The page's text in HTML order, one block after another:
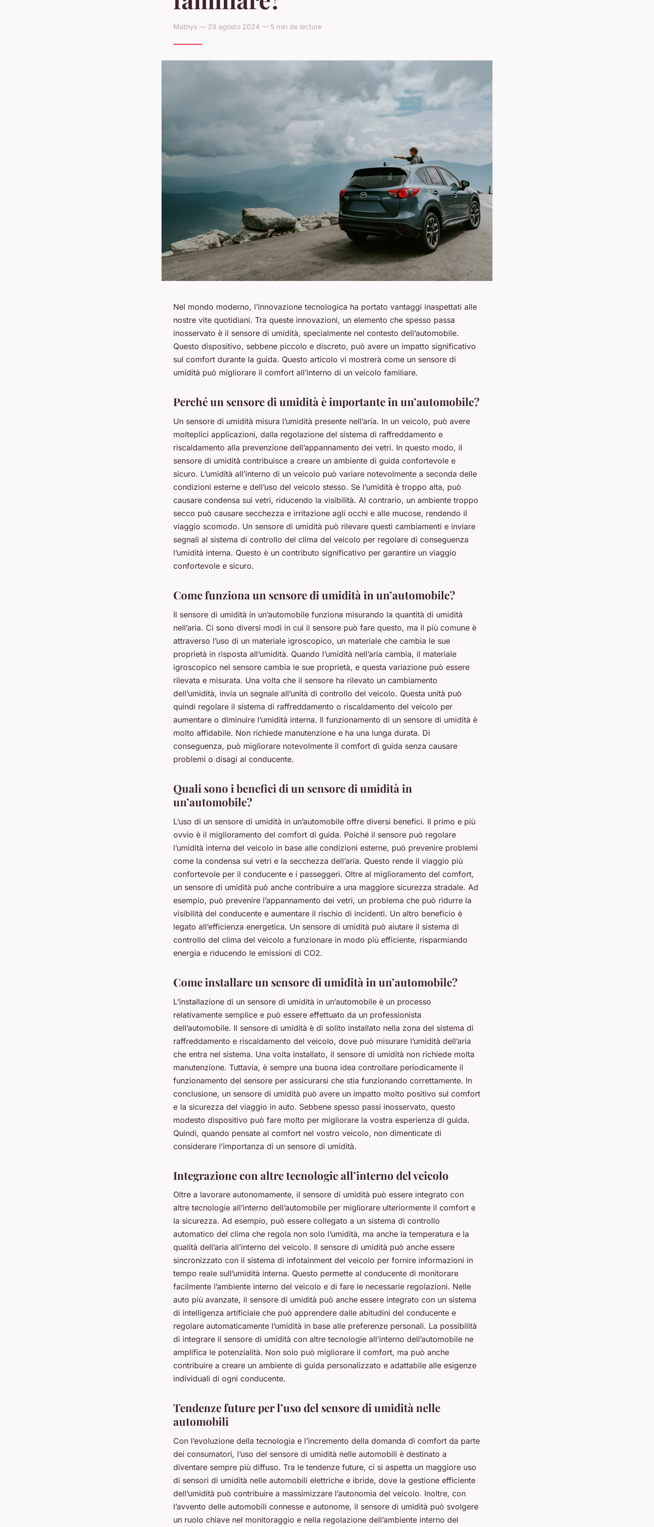
Mathys — 29 agosto 2024 — 5 min de lecture
Nel mondo moderno, l’innovazione tecnologica ha portato vantaggi inaspettati alle
nostre vite quotidiani. Tra queste innovazioni, un elemento che spesso passa
inosservato è il sensore di umidità, specialmente nel contesto dell’automobile.
Questo dispositivo, sebbene piccolo e discreto, può avere un impatto significativo
sul comfort durante la guida. Questo articolo vi mostrerà come un sensore di
umidità può migliorare il comfort all’interno di un veicolo familiare.
Perché un sensore di umidità è importante in un’automobile?
Un sensore di umidità misura l’umidità presente nell’aria. In un veicolo, può avere
molteplici applicazioni, dalla regolazione del sistema di raffreddamento e
riscaldamento alla prevenzione dell’appannamento dei vetri. In questo modo, il
sensore di umidità contribuisce a creare un ambiente di guida confortevole e
sicuro. L’umidità all’interno di un veicolo può variare notevolmente a seconda delle
condizioni esterne e dell’uso del veicolo stesso. Se l’umidità è troppo alta, può
causare condensa sui vetri, riducendo la visibilità. Al contrario, un ambiente troppo
secco può causare secchezza e irritazione agli occhi e alle mucose, rendendo il
viaggio scomodo. Un sensore di umidità può rilevare questi cambiamenti e inviare
segnali al sistema di controllo del clima del veicolo per regolare di conseguenza
l’umidità interna. Questo è un contributo significativo per garantire un viaggio
confortevole e sicuro.
Come funziona un sensore di umidità in un’automobile?
Il sensore di umidità in un’automobile funziona misurando la quantità di umidità
nell’aria. Ci sono diversi modi in cui il sensore può fare questo, ma il più comune è
attraverso l’uso di un materiale igroscopico, un materiale che cambia le sue
proprietà in risposta all’umidità. Quando l’umidità nell’aria cambia, il materiale
igroscopico nel sensore cambia le sue proprietà, e questa variazione può essere
rilevata e misurata. Una volta che il sensore ha rilevato un cambiamento
dell’umidità, invia un segnale all’unità di controllo del veicolo. Questa unità può
quindi regolare il sistema di raffreddamento o riscaldamento del veicolo per
aumentare o diminuire l’umidità interna. Il funzionamento di un sensore di umidità è
molto affidabile. Non richiede manutenzione e ha una lunga durata. Di
conseguenza, può migliorare notevolmente il comfort di guida senza causare
problemi o disagi al conducente.
Quali sono i benefici di un sensore di umidità in
un’automobile?
L’uso di un sensore di umidità in un’automobile offre diversi benefici. Il primo e più
ovvio è il miglioramento del comfort di guida. Poiché il sensore può regolare
l’umidità interna del veicolo in base alle condizioni esterne, può prevenire problemi
come la condensa sui vetri e la secchezza dell’aria. Questo rende il viaggio più
confortevole per il conducente e i passeggeri. Oltre al miglioramento del comfort,
un sensore di umidità può anche contribuire a una maggiore sicurezza stradale. Ad
esempio, può prevenire l’appannamento dei vetri, un problema che può ridurre la
visibilità del conducente e aumentare il rischio di incidenti. Un altro beneficio è
legato all’efficienza energetica. Un sensore di umidità può aiutare il sistema di
controllo del clima del veicolo a funzionare in modo più efficiente, risparmiando
energia e riducendo le emissioni di CO2.
Come installare un sensore di umidità in un’automobile?
L’installazione di un sensore di umidità in un’automobile è un processo
relativamente semplice e può essere effettuato da un professionista
dell’automobile. Il sensore di umidità è di solito installato nella zona del sistema di
raffreddamento e riscaldamento del veicolo, dove può misurare l’umidità dell’aria
che entra nel sistema. Una volta installato, il sensore di umidità non richiede molta
manutenzione. Tuttavia, è sempre una buona idea controllare periodicamente il
funzionamento del sensore per assicurarsi che stia funzionando correttamente. In
conclusione, un sensore di umidità può avere un impatto molto positivo sul comfort
e la sicurezza del viaggio in auto. Sebbene spesso passi inosservato, questo
modesto dispositivo può fare molto per migliorare la vostra esperienza di guida.
Quindi, quando pensate al comfort nel vostro veicolo, non dimenticate di
considerare l’importanza di un sensore di umidità.
Integrazione con altre tecnologie all’interno del veicolo
Oltre a lavorare autonomamente, il sensore di umidità può essere integrato con
altre tecnologie all’interno dell’automobile per migliorare ulteriormente il comfort e
la sicurezza. Ad esempio, può essere collegato a un sistema di controllo
automatico del clima che regola non solo l’umidità, ma anche la temperatura e la
qualità dell’aria all’interno del veicolo. Il sensore di umidità può anche essere
sincronizzato con il sistema di infotainment del veicolo per fornire informazioni in
tempo reale sull’umidità interna. Questo permette al conducente di monitorare
facilmente l’ambiente interno del veicolo e di fare le necessarie regolazioni. Nelle
auto più avanzate, il sensore di umidità può anche essere integrato con un sistema
di intelligenza artificiale che può apprendere dalle abitudini del conducente e
regolare automaticamente l’umidità in base alle preferenze personali. La possibilità
di integrare il sensore di umidità con altre tecnologie all’interno dell’automobile ne
amplifica le potenzialità. Non solo può migliorare il comfort, ma può anche
contribuire a creare un ambiente di guida personalizzato e adattabile alle esigenze
individuali di ogni conducente.
Tendenze future per l’uso del sensore di umidità nelle
automobili
Con l’evoluzione della tecnologia e l’incremento della domanda di comfort da parte
dei consumatori, l’uso del sensore di umidità nelle automobili è destinato a
diventare sempre più diffuso. Tra le tendenze future, ci si aspetta un maggiore uso
di sensori di umidità nelle automobili elettriche e ibride, dove la gestione efficiente
dell’umidità può contribuire a massimizzare l’autonomia del veicolo. Inoltre, con
l’avvento delle automobili connesse e autonome, il sensore di umidità può svolgere
un ruolo chiave nel monitoraggio e nella regolazione dell’ambiente interno del